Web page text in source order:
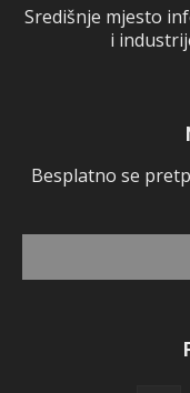
Središnje mjesto
i
Besplatno se